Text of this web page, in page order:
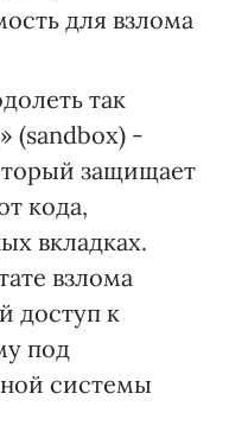
для взлома
так
(sandbox) -
защищает
кода,
вкладках.
взлома
доступ к
под
системы